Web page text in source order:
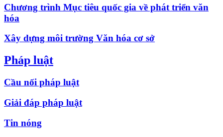
Chương trình Mục tiêu quốc gia về phát triển văn
hóa
Xây dựng môi trường Văn hóa cơ sở
Pháp luật
Cầu nối pháp luật
Giải đáp pháp luật
Tin nóng